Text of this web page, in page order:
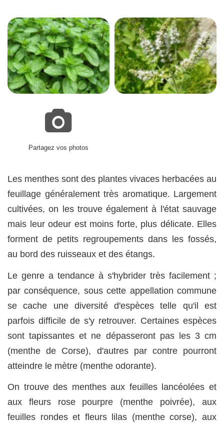
Partagez vos photos
Les menthes sont des plantes vivaces herbacées au
feuillage généralement très aromatique. Largement
cultivées, on les trouve également à l'état sauvage
mais leur odeur est moins forte, plus délicate. Elles
forment de petits regroupements dans les fossés,
au bord des ruisseaux et des étangs.
Le genre a tendance à s'hybrider très facilement ;
par conséquence, sous cette appellation commune
se cache une diversité d'espèces telle qu'il est
parfois difficile de s'y retrouver. Certaines espèces
sont tapissantes et ne dépasseront pas les 3 cm
(menthe de Corse), d'autres par contre pourront
atteindre le mètre (menthe odorante).
On trouve des menthes aux feuilles lancéolées et
aux fleurs rose pourpre (menthe poivrée), aux
feuilles rondes et fleurs lilas (menthe corse), aux